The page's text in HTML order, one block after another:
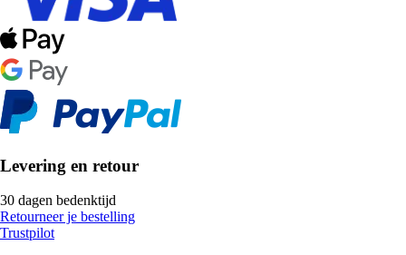
Levering en retour
30 dagen bedenktijd
Retourneer je bestelling
Trustpilot